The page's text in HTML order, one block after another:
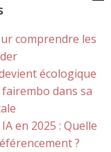
comprendre les
écologique
dans sa
en 2025 : Quelle
?